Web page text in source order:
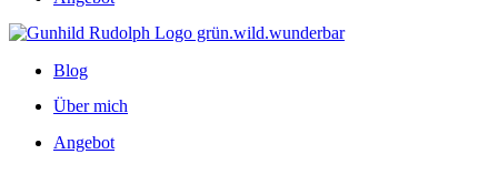
Blog
Über mich
Angebot